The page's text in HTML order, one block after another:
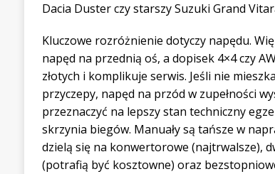
Dacia Duster czy starszy Suzuki Grand
Kluczowe rozróżnienie dotyczy napędu.
napęd na przednią oś, a dopisek 4×4 czy
złotych i komplikuje serwis. Jeśli nie
przyczepy, napęd na przód w zupełności
przeznaczyć na lepszy stan techniczny
skrzynia biegów. Manuały są tańsze w
dzielą się na konwertorowe (najtrwalsze),
(potrafią być kosztowne) oraz